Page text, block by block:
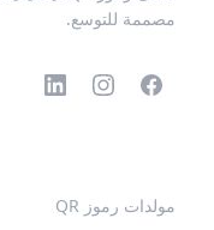
مصممة للتوسع.
مولدات رموز QR